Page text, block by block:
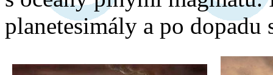
planetesimály a po